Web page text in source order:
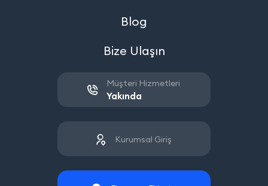
Blog
Bize Ulaşın
Müşteri Hizmetleri
Yakında
Kurumsal Giriş